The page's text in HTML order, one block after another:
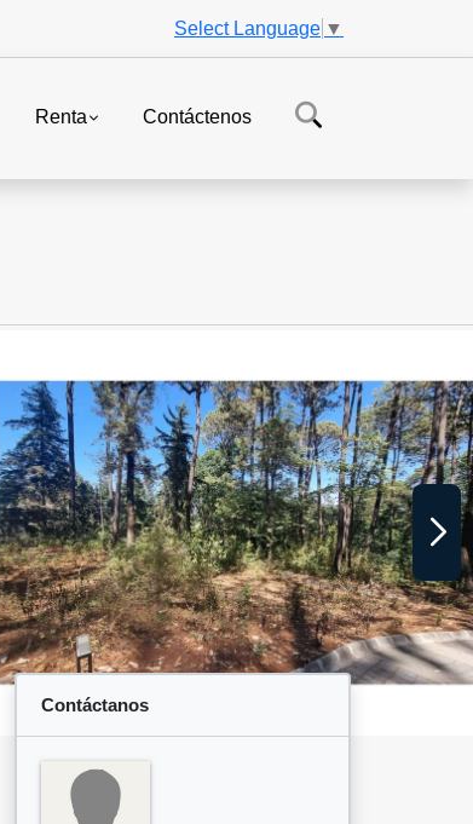
Select Language ▼
Renta Contáctenos
Contáctanos